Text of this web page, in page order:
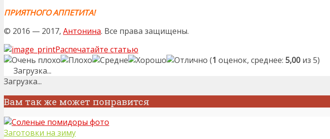
ПРИЯТНОГО АППЕТИТА!
© 2016 — 2017, Антонина. Все права защищены.
Распечатайте статью
(1 оценок, среднее: 5,00 из 5)
Загрузка...
Загрузка...
Вам так же может понравится
Заготовки на зиму